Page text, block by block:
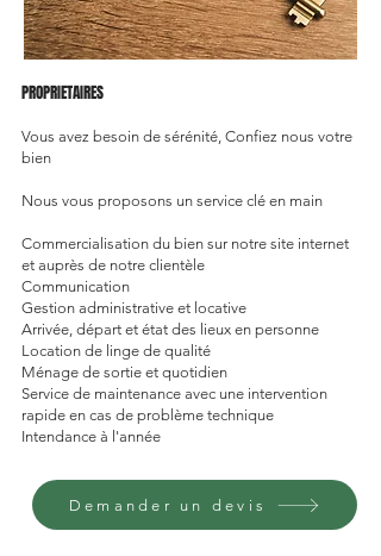
PROPRIETAIRES
Vous avez besoin de sérénité, Confiez nous votre
bien
Nous vous proposons un service clé en main
Commercialisation du bien sur notre site internet
et auprès de notre clientèle
Communication
Gestion administrative et locative
Arrivée, départ et état des lieux en personne
Location de linge de qualité
Ménage de sortie et quotidien
Service de maintenance avec une intervention
rapide en cas de problème technique
Intendance à l'année
Demander un devis